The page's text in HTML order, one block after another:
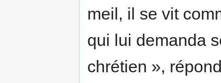
meil, il se vit
qui lui demanda
chré­tien »,